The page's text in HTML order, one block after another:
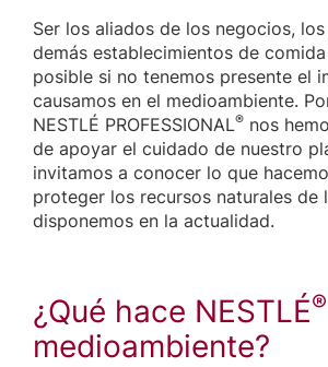
Ser los aliados de los negocios,
demás establecimientos de
posible si no tenemos presente el
causamos en el medioambiente.
NESTLÉ PROFESSIONAL® nos
de apoyar el cuidado de nuestro
invitamos a conocer lo que
proteger los recursos naturales de
disponemos en la actualidad.
¿Qué hace NESTLÉ®
medioambiente?